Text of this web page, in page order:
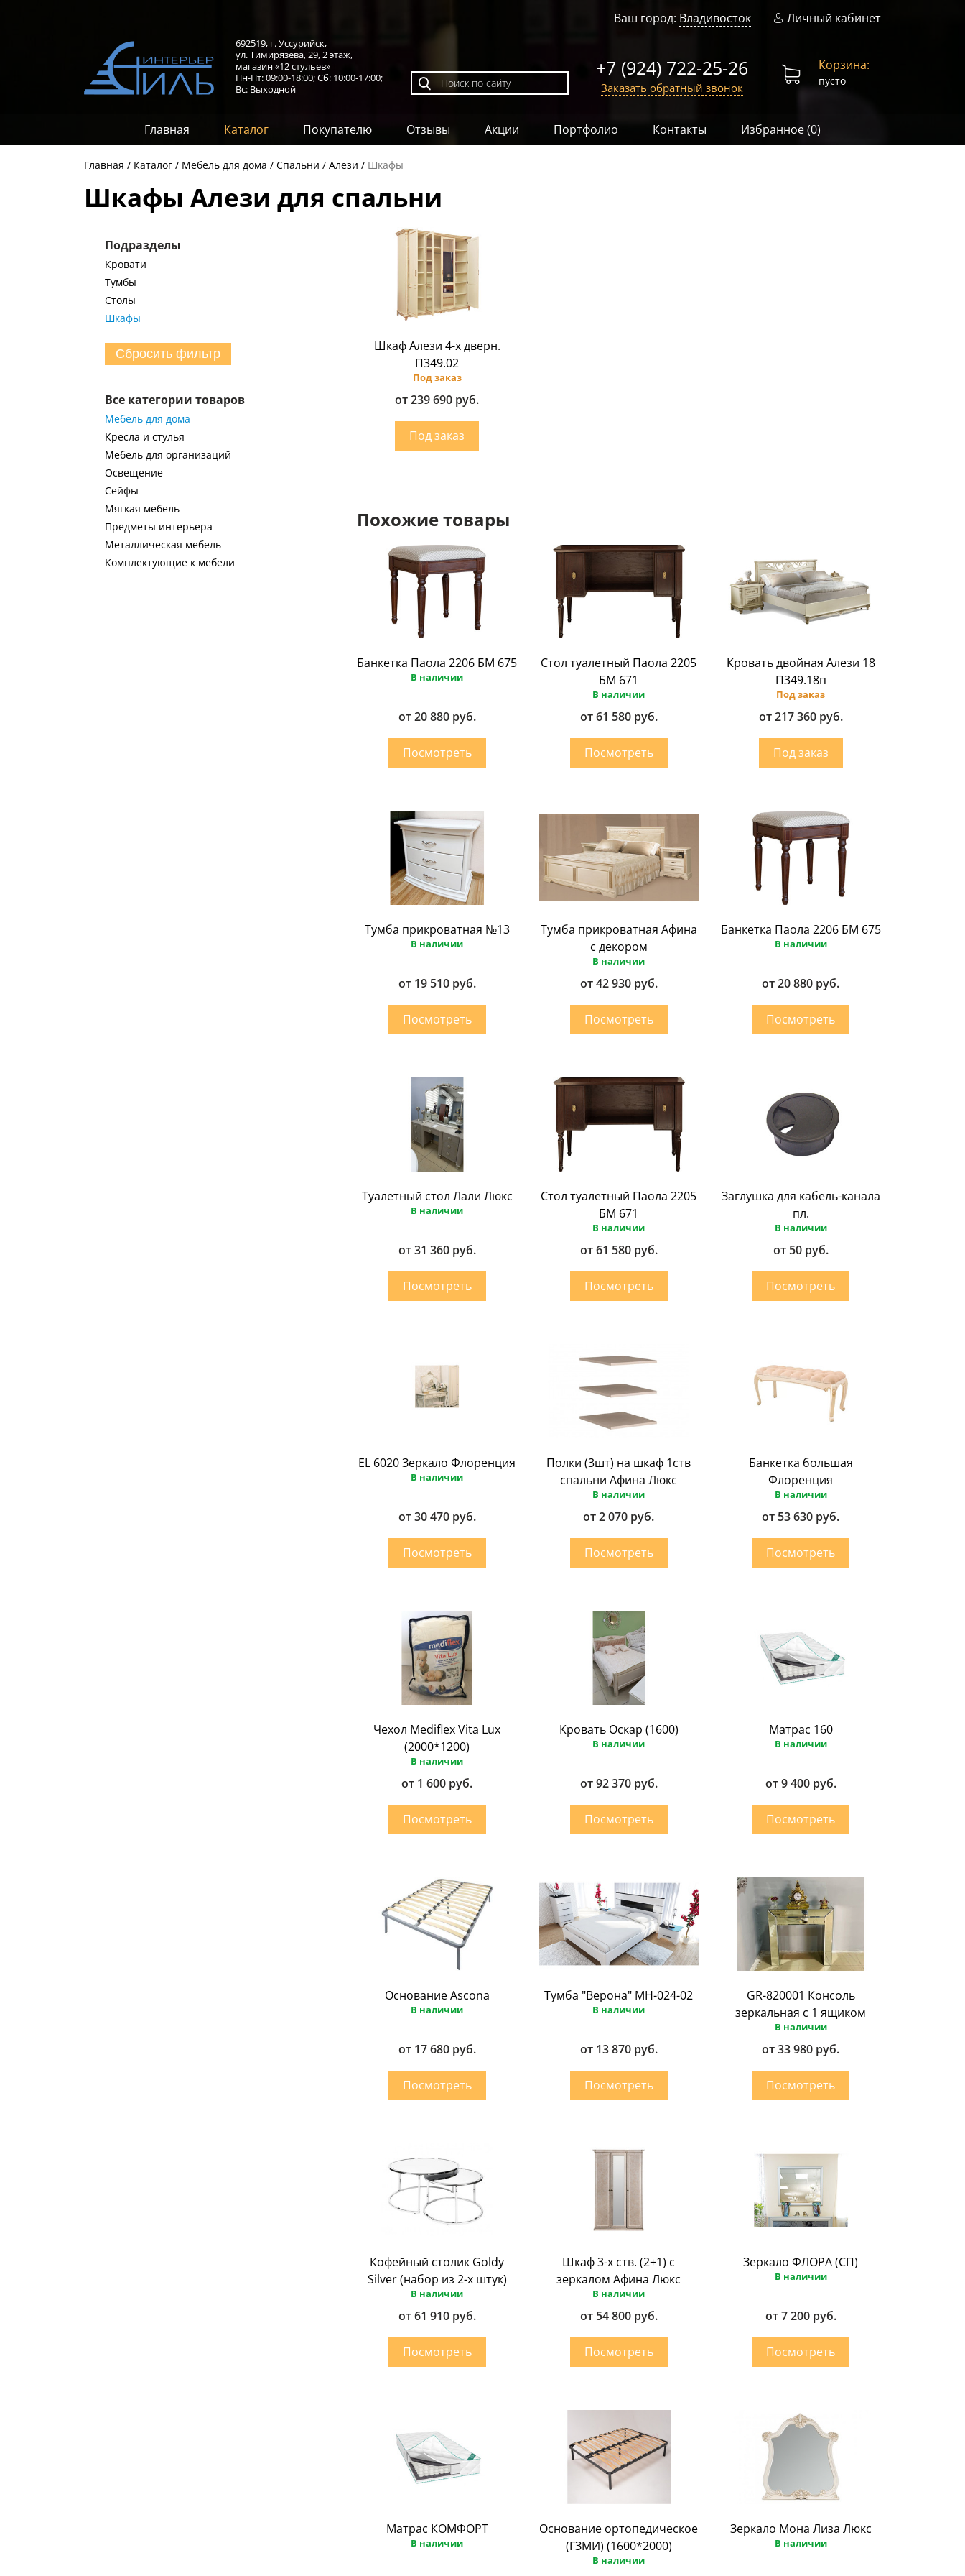
Ваш город: Владивосток Личный кабинет
692519, г. Уссурийск,
ул. Тимирязева, 29,2 этаж,
магазин «12 стульев»
Пн-Пт: 09:00-18:00;Сб: 10:00-17:00;
Вс: Выходной
+7 (924) 722-25-26
Заказать обратный звонок
Корзина:
пусто
Главная Каталог Покупателю Отзывы Акции Портфолио Контакты Избранное (0)
Главная Каталог Мебель для дома Спальни Алези Шкафы
Шкафы Алези для спальни
Подразделы
Кровати
Тумбы
Столы
Шкафы
Сбросить фильтр
Все категории товаров
Мебель для дома
Кресла и стулья
Мебель для организаций
Освещение
Сейфы
Мягкая мебель
Предметы интерьера
Металлическая мебель
Комплектующие к мебели
Шкаф Алези 4-х дверн.
П349.02
Под заказ
от 239 690 руб.
Похожие товары
Банкетка Паола 2206 БМ 675
В наличии
от 20 880 руб.
Стол туалетный Паола 2205
БМ 671
В наличии
от 61 580 руб.
Кровать двойная Алези 18
П349.18п
Под заказ
от 217 360 руб.
Тумба прикроватная №13
В наличии
от 19 510 руб.
Тумба прикроватная Афина
с декором
В наличии
от 42 930 руб.
Банкетка Паола 2206 БМ 675
В наличии
от 20 880 руб.
Туалетный стол Лали Люкс
В наличии
от 31 360 руб.
Стол туалетный Паола 2205
БМ 671
В наличии
от 61 580 руб.
Заглушка для кабель-канала
пл.
В наличии
от 50 руб.
EL 6020 Зеркало Флоренция
В наличии
от 30 470 руб.
Полки (3шт) на шкаф 1ств
спальни Афина Люкс
В наличии
от 2 070 руб.
Банкетка большая
Флоренция
В наличии
от 53 630 руб.
Чехол Mediflex Vita Lux
(2000*1200)
В наличии
от 1 600 руб.
Кровать Оскар (1600)
В наличии
от 92 370 руб.
Матрас 160
В наличии
от 9 400 руб.
Основание Ascona
В наличии
от 17 680 руб.
Тумба "Верона" МН-024-02
В наличии
от 13 870 руб.
GR-820001 Консоль
зеркальная с 1 ящиком
В наличии
от 33 980 руб.
Кофейный столик Goldy
Silver (набор из 2-х штук)
В наличии
от 61 910 руб.
Шкаф 3-х ств. (2+1) с
зеркалом Афина Люкс
В наличии
от 54 800 руб.
Зеркало ФЛОРА (СП)
В наличии
от 7 200 руб.
Матрас КОМФОРТ
В наличии
Основание ортопедическое
(ГЗМИ) (1600*2000)
В наличии
Зеркало Мона Лиза Люкс
В наличии